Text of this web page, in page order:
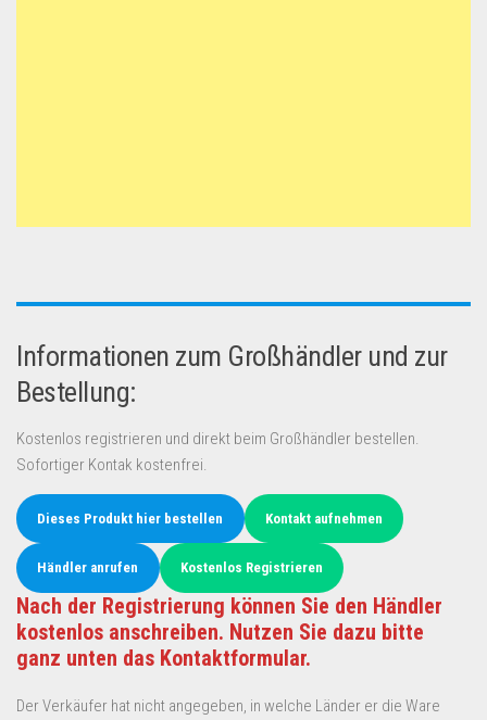
Informationen zum Großhändler und zur
Bestellung:
Kostenlos registrieren und direkt beim Großhändler bestellen.
Sofortiger Kontak kostenfrei.
Dieses Produkt hier bestellen Kontakt aufnehmen
Händler anrufen Kostenlos Registrieren
Nach der Registrierung können Sie den Händler
kostenlos anschreiben. Nutzen Sie dazu bitte
ganz unten das Kontaktformular.
Der Verkäufer hat nicht angegeben, in welche Länder er die Ware